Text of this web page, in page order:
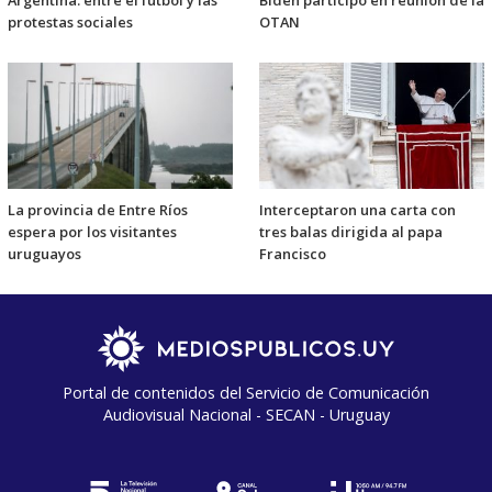
protestas sociales
OTAN
La provincia de Entre Ríos
espera por los visitantes
uruguayos
Interceptaron una carta con
tres balas dirigida al papa
Francisco
Portal de contenidos del Servicio de Comunicación
Audiovisual Nacional - SECAN - Uruguay